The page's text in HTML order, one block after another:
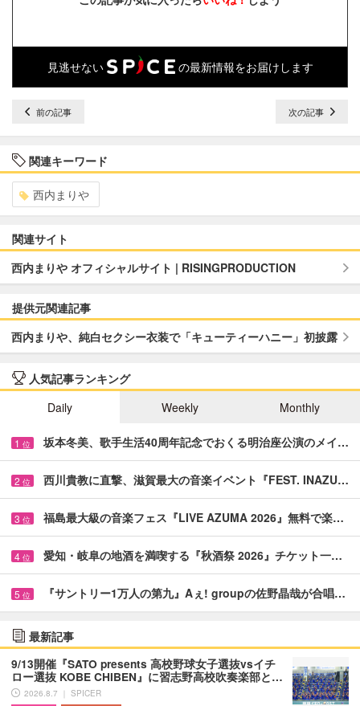
見逃せない の最新情報をお届けします
前の記事 次の記事
関連キーワード
西内まりや
関連サイト
西内まりや オフィシャルサイト | RISINGPRODUCTION
提供元関連記事
西内まりや、純白セクシー衣装で「キューティーハニー」初披露
人気記事ランキング
Daily
Weekly Monthly
1 位 坂本冬美、歌手生活40周年記念でおくる明治座公演のメイ…
2 位 西川貴教に直撃、滋賀最大の音楽イベント『FEST. INAZU…
3 位 福島最大級の音楽フェス『LIVE AZUMA 2026』無料で楽…
4 位 愛知・岐阜の地酒を満喫する『秋酒祭 2026』チケット一…
5 位 『サントリー1万人の第九』Aぇ! groupの佐野晶哉が合唱…
最新記事
9/13開催『SATO presents 高校野球女子選抜vsイチ
ロー選抜 KOBE CHIBEN』に習志野高校吹奏楽部と…
2026.8.7 ｜ SPICER